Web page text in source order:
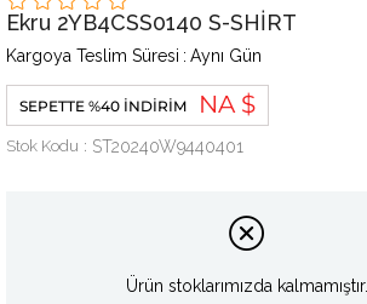
Ekru 2YB4CSS0140 S-SHİRT
Kargoya Teslim Süresi : Aynı Gün
SEPETTE %40 İNDIRIM NA $
Stok Kodu ST20240W9440401
Ürün stoklarımızda kalmamıştır.